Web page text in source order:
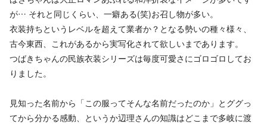
が… それと同じくらい、一癖ある(笑)お召し物が多い。
衣装持ちというレベルを超えて業者か？となる勢いの種々様々、
古今東西、これがあるから実写化されて欲しいまであります。
つばきちゃんの民族衣装シリーズは毎度可愛さにゴロゴロしてお
りました。
見知った名前から「この服ってそんな名前だったのか」とググっ
てから分かる感動、というか辺理さんの知識はどこまで多岐に渡